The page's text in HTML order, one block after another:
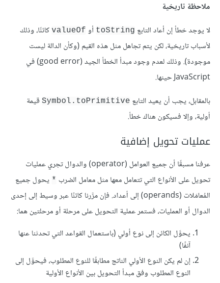
ملاحظة تاريخية
لا يوجد خطأ إن أعاد التابع toString أو valueOf كائنًا، وذلك
لأسباب تاريخية، لكن يتم تجاهل مثل هذه القيم (وكأن الدالة ليست
موجودة). وذلك لعدم وجود مبدأ الخطأ الجيد (good error) في
JavaScript حينها.
بالمقابل، يجب أن يعيد التابع Symbol.toPrimitive قيمة
أولية، وإلا فسيكون هناك خطأ.
عمليات تحويل إضافية
عرفنا مسبقًا أن جميع العوامل (operator) والدوال تجري عمليات
تحويل على الأنواع التي تتعامل معها مثل معامل الضرب * يحول جميع
المُعامَلات (operands) إلى أعداد. فإن مرَّرنا كائنًا عبر وسيط إلى إحدى
الدوال أو العمليات، فستمر عملية التحويل على مرحلة أو مرحلتين هما:
يحوَّل الكائن إلى نوع أولي (باستعمال القواعد التي تحدثنا عنها
آنفًا)
إن لم يكن النوع الأولي الناتج مطابقًا للنوع المطلوب، فيحوَّل إلى
النوع المطلوب وفق مبدأ التحويل بين الأنواع الأولية